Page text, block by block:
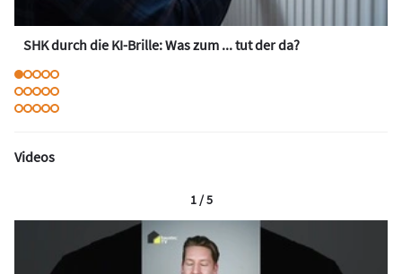
SHK durch die KI-Brille: Was zum ... tut der da?
Videos
1 / 5